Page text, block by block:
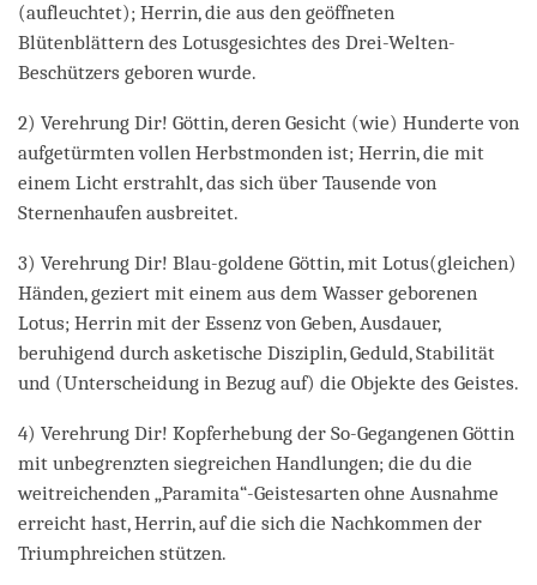
(aufleuchtet); Herrin, die aus den geöffneten
Blütenblättern des Lotusgesichtes des Drei-Welten-
Beschützers geboren wurde.
2) Verehrung Dir! Göttin, deren Gesicht (wie) Hunderte von
aufgetürmten vollen Herbstmonden ist; Herrin, die mit
einem Licht erstrahlt, das sich über Tausende von
Sternenhaufen ausbreitet.
3) Verehrung Dir! Blau-goldene Göttin, mit Lotus(gleichen)
Händen, geziert mit einem aus dem Wasser geborenen
Lotus; Herrin mit der Essenz von Geben, Ausdauer,
beruhigend durch asketische Disziplin, Geduld, Stabilität
und (Unterscheidung in Bezug auf) die Objekte des Geistes.
4) Verehrung Dir! Kopferhebung der So-Gegangenen Göttin
mit unbegrenzten siegreichen Handlungen; die du die
weitreichenden „Paramita“-Geistesarten ohne Ausnahme
erreicht hast, Herrin, auf die sich die Nachkommen der
Triumphreichen stützen.